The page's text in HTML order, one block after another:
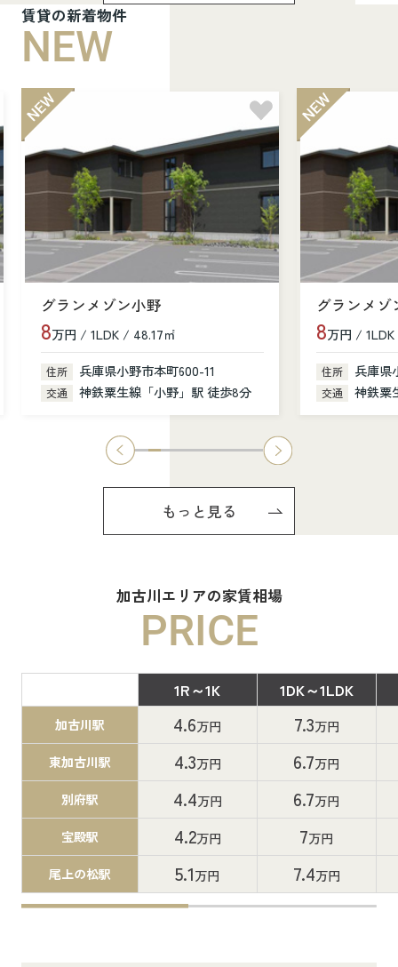
賃貸の新着物件
NEW
グランメゾン小野
8万円 / 1LDK / 48.17㎡
住所 兵庫県小野市本町600-11
交通 神鉄粟生線「小野」駅 徒歩8分
グランメゾ
8万円 /
住所 兵庫県
交通 神鉄粟
もっと見る
加古川エリアの家賃相場
PRICE
1R～1K 1DK～1LDK
加古川駅 4.6万円 7.3万円
東加古川駅 4.3万円 6.7万円
別府駅 4.4万円 6.7万円
宝殿駅 4.2万円 7万円
尾上の松駅 5.1万円 7.4万円